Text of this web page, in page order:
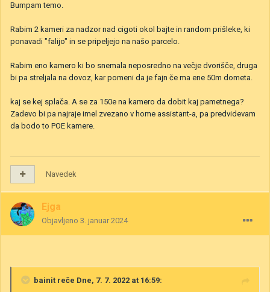
Bumpam temo.
Rabim 2 kameri za nadzor nad cigoti okol bajte in random prišleke, ki
ponavadi "falijo" in se pripeljejo na našo parcelo.
Rabim eno kamero ki bo snemala neposredno na večje dvorišče, druga
bi pa streljala na dovoz, kar pomeni da je fajn če ma ene 50m dometa.
kaj se kej splača. A se za 150e na kamero da dobit kaj pametnega?
Zadevo bi pa najraje imel zvezano v home assistant-a, pa predvidevam
da bodo to POE kamere.
Navedek
Ejga
Objavljeno 3. januar 2024
bainit reče Dne, 7. 7. 2022 at 16:59: